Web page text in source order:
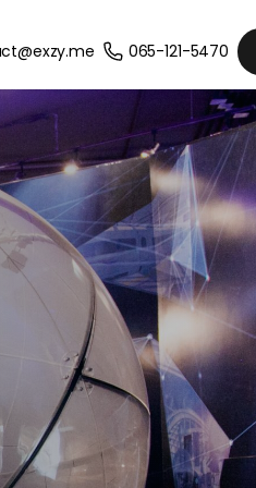
065-121-5470